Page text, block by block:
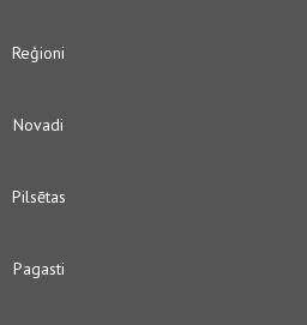
Reģioni
Novadi
Pilsētas
Pagasti